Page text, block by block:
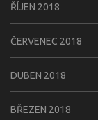
ŘÍJEN 2018
ČERVENEC 2018
DUBEN 2018
BŘEZEN 2018